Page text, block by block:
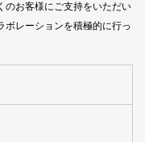
のお客様にご支持をいただい
ボレーションを積極的に行っ